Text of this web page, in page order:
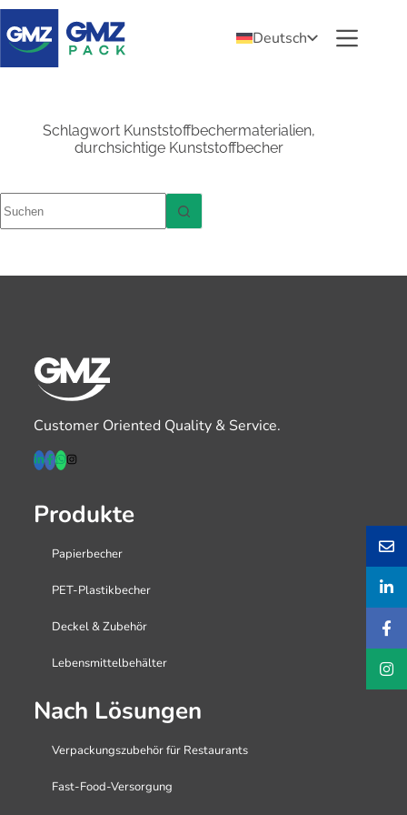
Deutsch
Schlagwort Kunststoffbechermaterialien,
durchsichtige Kunststoffbecher
Customer Oriented Quality & Service.
Produkte
Papierbecher
PET-Plastikbecher
Deckel & Zubehör
Lebensmittelbehälter
Nach Lösungen
Verpackungszubehör für Restaurants
Fast-Food-Versorgung